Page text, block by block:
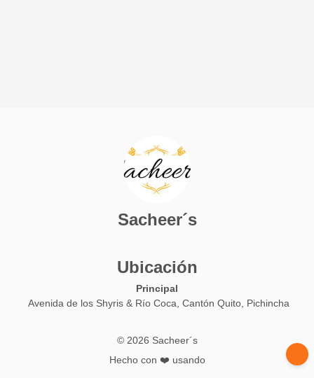
Sacheer´s
Ubicación
Principal
Avenida de los Shyris & Río Coca, Cantón Quito, Pichincha
© 2026 Sacheer´s
Hecho con ❤️ usando